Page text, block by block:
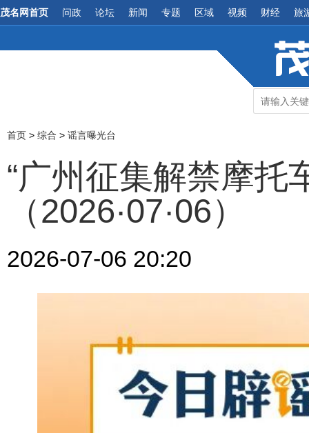
茂名网首页 问政 论坛 新闻 专题 区域 视频 财经 旅
首页 > 综合 > 谣言曝光台
“广州征集解禁摩托
（2026·07·06）
2026-07-06 20:20